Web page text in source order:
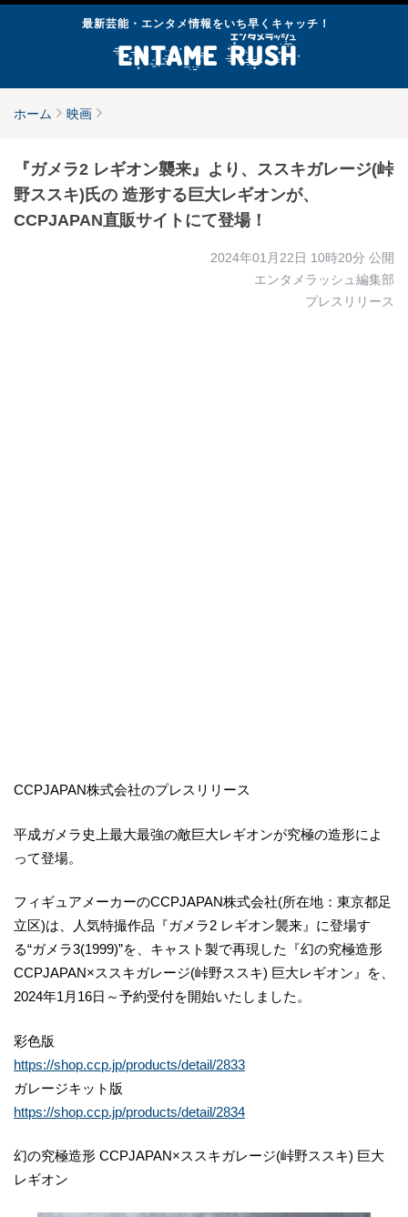
最新芸能・エンタメ情報をいち早くキャッチ！
ホーム 映画
『ガメラ2 レギオン襲来』より、ススキガレージ(峠
野ススキ)氏の 造形する巨大レギオンが、
CCPJAPAN直販サイトにて登場！
2024年01月22日 10時20分 公開
エンタメラッシュ編集部
プレスリリース
CCPJAPAN株式会社のプレスリリース
平成ガメラ史上最大最強の敵巨大レギオンが究極の造形によ
って登場。
フィギュアメーカーのCCPJAPAN株式会社(所在地：東京都足
立区)は、人気特撮作品『ガメラ2 レギオン襲来』に登場す
る“ガメラ3(1999)”を、キャスト製で再現した『幻の究極造形
CCPJAPAN×ススキガレージ(峠野ススキ) 巨大レギオン』を、
2024年1月16日～予約受付を開始いたしました。
彩色版
https://shop.ccp.jp/products/detail/2833
ガレージキット版
https://shop.ccp.jp/products/detail/2834
幻の究極造形 CCPJAPAN×ススキガレージ(峠野ススキ) 巨大
レギオン